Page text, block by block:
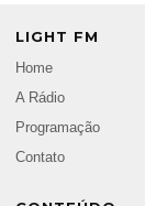
LIGHT FM
Home
A Rádio
Programação
Contato